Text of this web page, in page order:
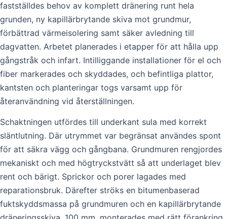
fastställdes behov av komplett dränering runt hela
grunden, ny kapillärbrytande skiva mot grundmur,
förbättrad värmeisolering samt säker avledning till
dagvatten. Arbetet planerades i etapper för att hålla upp
gångstråk och infart. Intilliggande installationer för el och
fiber markerades och skyddades, och befintliga plattor,
kantsten och planteringar togs varsamt upp för
återanvändning vid återställningen.
Schaktningen utfördes till underkant sula med korrekt
släntlutning. Där utrymmet var begränsat användes spont
för att säkra vägg och gångbana. Grundmuren rengjordes
mekaniskt och med högtryckstvätt så att underlaget blev
rent och bärigt. Sprickor och porer lagades med
reparationsbruk. Därefter ströks en bitumenbaserad
fuktskyddsmassa på grundmuren och en kapillärbrytande